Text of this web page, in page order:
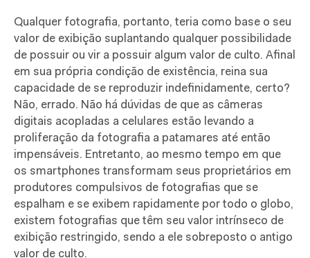
Qualquer fotografia, portanto, teria como base o seu
valor de exibição suplantando qualquer possibilidade
de possuir ou vir a possuir algum valor de culto. Afinal
em sua própria condição de existência, reina sua
capacidade de se reproduzir indefinidamente, certo?
Não, errado. Não há dúvidas de que as câmeras
digitais acopladas a celulares estão levando a
proliferação da fotografia a patamares até então
impensáveis. Entretanto, ao mesmo tempo em que
os smartphones transformam seus proprietários em
produtores compulsivos de fotografias que se
espalham e se exibem rapidamente por todo o globo,
existem fotografias que têm seu valor intrínseco de
exibição restringido, sendo a ele sobreposto o antigo
valor de culto.